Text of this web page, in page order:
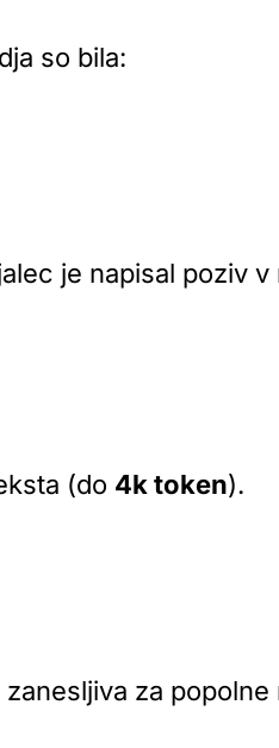
so bila:
je napisal poziv
(do 4k token).
za